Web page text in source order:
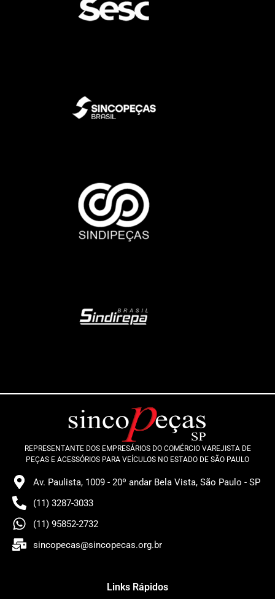
REPRESENTANTE DOS EMPRESÁRIOS DO COMÉRCIO VAREJISTA DE
PEÇAS E ACESSÓRIOS PARA VEÍCULOS NO ESTADO DE SÃO PAULO
Av. Paulista, 1009 - 20º andar Bela Vista, São Paulo - SP
(11) 3287-3033
(11) 95852-2732
sincopecas@sincopecas.org.br
Links Rápidos